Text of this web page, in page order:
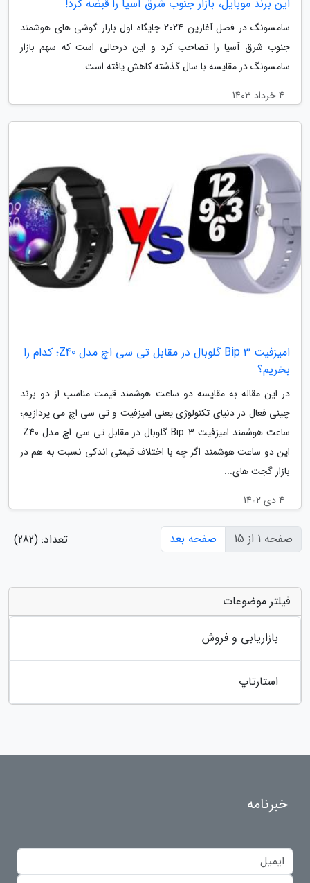
این برند موبایل، بازار جنوب شرق آسیا را قبضه کرد!
سامسونگ در فصل آغازین 2024 جایگاه اول بازار گوشی های هوشمند
جنوب شرق آسیا را تصاحب کرد و این درحالی است که سهم بازار
سامسونگ در مقایسه با سال گذشته کاهش یافته است.
4 خرداد 1403
امیزفیت Bip 3 گلوبال در مقابل تی سی اچ مدل Z40؛ کدام را
بخریم؟
در این مقاله به مقایسه دو ساعت هوشمند قیمت مناسب از دو برند
چینی فعال در دنیای تکنولوژی یعنی امیزفیت و تی سی اچ می پردازیم؛
ساعت هوشمند امیزفیت Bip 3 گلوبال در مقابل تی سی اچ مدل Z40.
این دو ساعت هوشمند اگر چه با اختلاف قیمتی اندکی نسبت به هم در
بازار گجت های...
4 دی 1402
صفحه 1 از 15 صفحه بعد تعداد: (282)
فیلتر موضوعات
بازاریابی و فروش
استارتاپ
خبرنامه